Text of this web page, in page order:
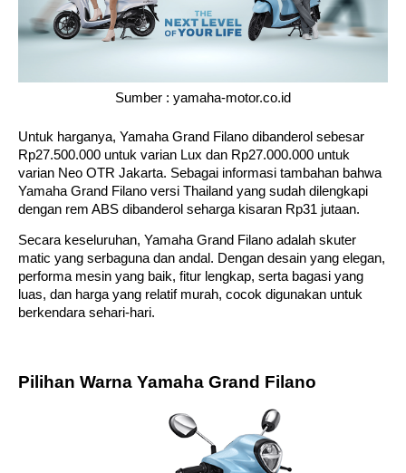
Sumber : yamaha-motor.co.id
Untuk harganya, Yamaha Grand Filano dibanderol sebesar
Rp27.500.000 untuk varian Lux dan Rp27.000.000 untuk
varian Neo OTR Jakarta. Sebagai informasi tambahan bahwa
Yamaha Grand Filano versi Thailand yang sudah dilengkapi
dengan rem ABS dibanderol seharga kisaran Rp31 jutaan.
Secara keseluruhan, Yamaha Grand Filano adalah skuter
matic yang serbaguna dan andal. Dengan desain yang elegan,
performa mesin yang baik, fitur lengkap, serta bagasi yang
luas, dan harga yang relatif murah, cocok digunakan untuk
berkendara sehari-hari.
Pilihan Warna Yamaha Grand Filano